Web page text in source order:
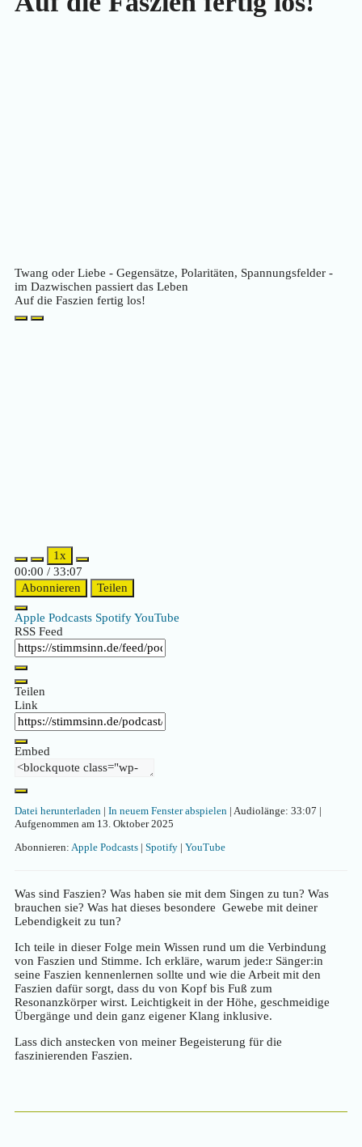
Twang oder Liebe - Gegensätze, Polaritäten, Spannungsfelder -
im Dazwischen passiert das Leben
Auf die Faszien fertig los!
PlayPause
1x
00:00 / 33:07
Abonnieren
Teilen
Apple Podcasts SpotifyYouTube
RSS Feed
Teilen
Link
Embed
Datei herunterladen | In neuem Fenster abspielen | Audiolänge: 33:07 |
Aufgenommen am 13. Oktober 2025
Abonnieren: Apple Podcasts | Spotify | YouTube
Was sind Faszien? Was haben sie mit dem Singen zu tun? Was
brauchen sie? Was hat dieses besondere Gewebe mit deiner
Lebendigkeit zu tun?
Ich teile in dieser Folge mein Wissen rund um die Verbindung
von Faszien und Stimme. Ich erkläre, warum jede:r Sänger:in
seine Faszien kennenlernen sollte und wie die Arbeit mit den
Faszien dafür sorgt, dass du von Kopf bis Fuß zum
Resonanzkörper wirst. Leichtigkeit in der Höhe, geschmeidige
Übergänge und dein ganz eigener Klang inklusive.
Lass dich anstecken von meiner Begeisterung für die
faszinierenden Faszien.